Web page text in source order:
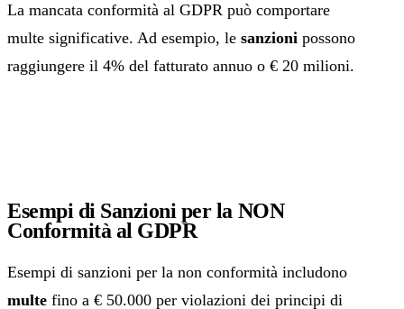
La mancata conformità al GDPR può comportare
multe significative. Ad esempio, le sanzioni possono
raggiungere il 4% del fatturato annuo o € 20 milioni.
Esempi di Sanzioni per la NON
Conformità al GDPR
Esempi di sanzioni per la non conformità includono
multe fino a € 50.000 per violazioni dei principi di